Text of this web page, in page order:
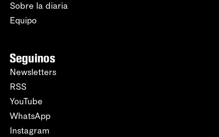
Sobre la diaria
Equipo
Seguinos
Newsletters
RSS
YouTube
WhatsApp
Instagram